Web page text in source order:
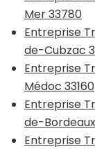
Mer 33780
Entreprise
de-Cubzac
Entreprise
Médoc 33160
Entreprise
de-
Entreprise